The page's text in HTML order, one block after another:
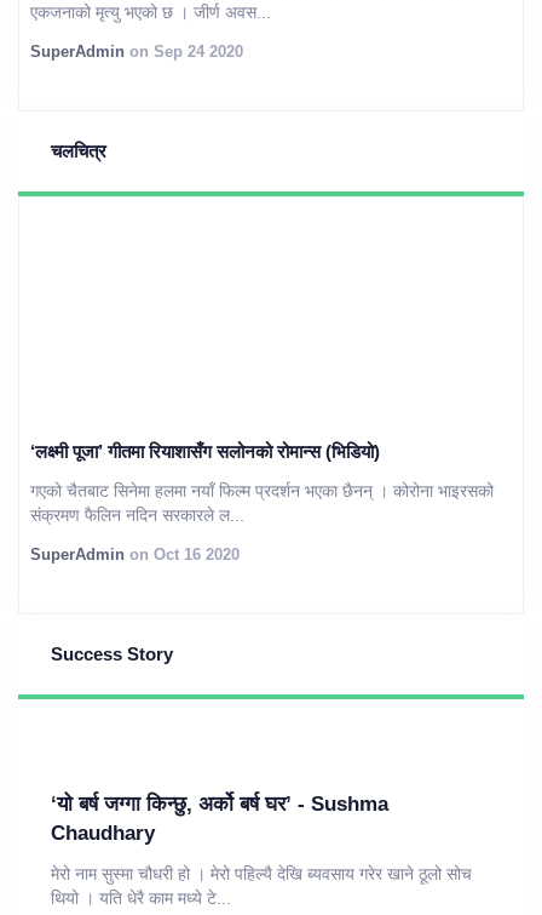
एकजनाको मृत्यु भएको छ । जीर्ण अवस...
SuperAdmin on Sep 24 2020
चलचित्र
‘लक्ष्मी पूजा’ गीतमा रियाशासँग सलोनको रोमान्स (भिडियो)
गएको चैतबाट सिनेमा हलमा नयाँ फिल्म प्रदर्शन भएका छैनन् । कोरोना भाइरसको
संक्रमण फैलिन नदिन सरकारले ल...
SuperAdmin on Oct 16 2020
Success Story
‘यो बर्ष जग्गा किन्छु, अर्को बर्ष घर’ - Sushma
Chaudhary
मेरो नाम सुस्मा चौधरी हो । मेरो पहिल्यै देखि ब्यवसाय गरेर खाने ठूलो सोच
थियो । यति धेरै काम मध्ये टे...